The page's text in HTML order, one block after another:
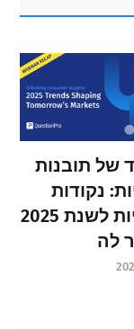
של תובנות
נקודות
מרכזיות לשנת 2025
לה